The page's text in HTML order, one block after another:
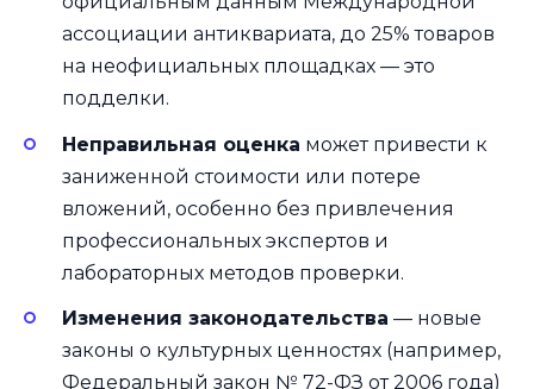
ассоциации антиквариата, до 25% товаров
на неофициальных площадках — это
подделки.
Неправильная оценка может привести к
заниженной стоимости или потере
вложений, особенно без привлечения
профессиональных экспертов и
лабораторных методов проверки.
Изменения законодательства — новые
законы о культурных ценностях (например,
Федеральный закон № 72-ФЗ от 2006 года)